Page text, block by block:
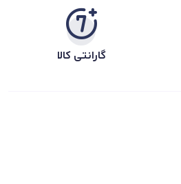
گارانتی کالا